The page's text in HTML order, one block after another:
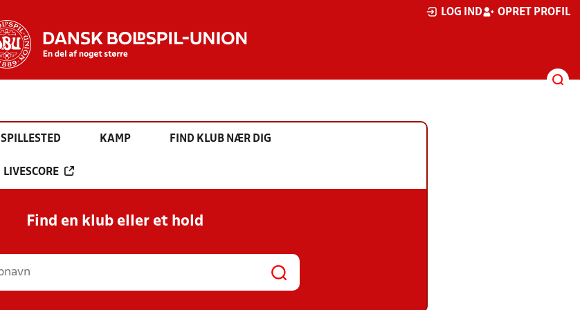
LOG IND OPRET PROFIL
SPILLESTED KAMP FIND KLUB NÆR DIG
LIVESCORE
Find en klub eller et hold